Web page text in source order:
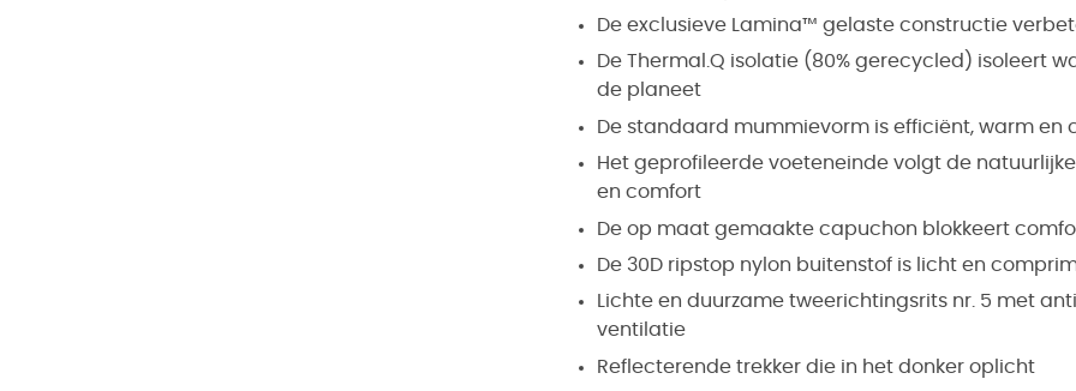
De exclusieve Lamina™ gelaste constructie
De Thermal.Q isolatie (80% gerecycled) isoleert
de planeet
De standaard mummievorm is efficiënt, warm en
Het geprofileerde voeteneinde volgt de
en comfort
De op maat gemaakte capuchon blokkeert
De 30D ripstop nylon buitenstof is licht en
Lichte en duurzame tweerichtingsrits nr. 5 met
ventilatie
Reflecterende trekker die in het donker oplicht